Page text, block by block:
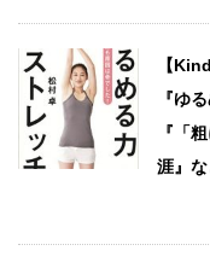
【
『ゆ
『「
涯』